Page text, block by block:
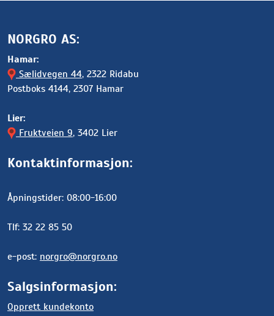
NORGRO AS:
Hamar:
Sælidvegen 44, 2322 Ridabu
Postboks 4144, 2307 Hamar
Lier:
Fruktveien 9, 3402 Lier
Kontaktinformasjon:
Åpningstider: 08:00-16:00
Tlf: 32 22 85 50
e-post: norgro@norgro.no
Salgsinformasjon:
Opprett kundekonto